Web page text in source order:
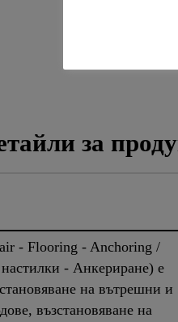
за
- Flooring - Anchoring /
- Анкериране) е
на вътрешни и
възстановяване на